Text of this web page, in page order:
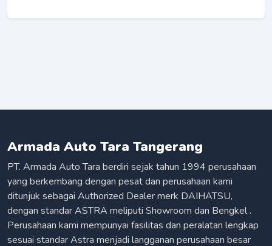
Armada Auto Tara Tangerang
PT. Armada Auto Tara berdiri sejak tahun 1994 perusahaan
yang berkembang dengan pesat dan perusahaan kami
ditunjuk sebagai Authorized Dealer merk DAIHATSU,
dengan standar ASTRA meliputi Showroom dan Bengkel .
Perusahaan kami mempunyai fasilitas dan peralatan lengkap
sesuai standar Astra menjadi langganan perusahaan besar